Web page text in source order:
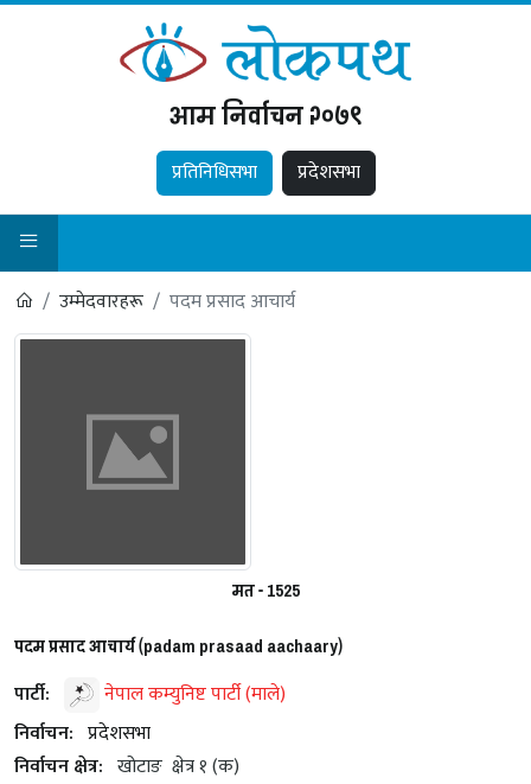
आम निर्वाचन २०७९
प्रतिनिधिसभा प्रदेशसभा
उम्मेदवारहरू पदम प्रसाद आचार्य
मत - 1525
पदम प्रसाद आचार्य (padam prasaad aachaary)
पार्टी:
नेपाल कम्युनिष्ट पार्टी (माले)
निर्वाचन: प्रदेशसभा
निर्वाचन क्षेत्र: खोटाङ क्षेत्र १ (क)